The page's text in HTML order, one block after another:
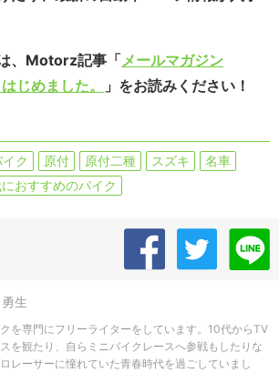
、Motorz記事「メールマガジン
じめました。
」をお読みください！
ク 原付 原付二種 スズキ
名車
おすすめのバイク
生
を専門にフリーライターをしています。10代からTV
を観たり、自らミニバイクレースへ参戦もしたりな
レーサーに憧れていた青春時代を過ごしていまし